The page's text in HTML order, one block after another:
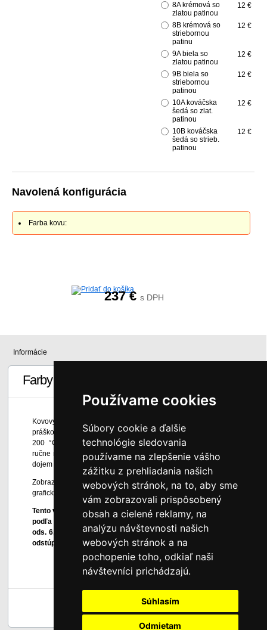
Používame cookies
Súbory cookie a ďalšie
technológie sledovania
používame na zlepšenie vášho
zážitku z prehliadania našich
webových stránok, na to, aby sme
vám zobrazovali prispôsobený
obsah a cielené reklamy, na
analýzu návštevnosti našich
webových stránok a na
pochopenie toho, odkiaľ naši
návštevníci prichádzajú.
Súhlasím
Odmietam
8A krémová so
zlatou patinou
12 €
8B krémová so
striebornou
patinu
12 €
9A biela so
zlatou patinou
12 €
9B biela so
striebornou
patinou
12 €
10A kováčska
šedá so zlat.
patinou
12 €
10B kováčska
šedá so strieb.
patinou
12 €
Navolená konfigurácia
Farba kovu:
237€ s DPH
Informácie
Farby
Kovový nábytok je opieskovaný a následne upravovaný
práškovými farbami, ktoré sú v peci vypaľované pri teplotách
200 °C. Do týchto základných práškových farieb je možné
ručne nanášať A – zlatú a B – striebornú patinu, ktorá vytvára
dojem starého povrchovo opotrebovaného nábytku.
Zobrazené farby sú len informatívne a môžu byť skreslené
grafickou úpravou a nastavením monitora.
Tento výrobok je atypickým výrobkom vyrobeným na mieru,
podľa osobitných požiadaviek spotrebiteľa, preto podľa § 7
ods. 6, písm. c) zákona č. 102/2014 Z. z. spotrebiteľ nemôže
odstúpiť od zmluvy bez súhlasu predávajúceho.